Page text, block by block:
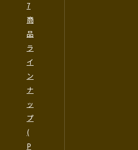
7
商
品
ラ
イ
ン
ナ
ッ
プ
(
P